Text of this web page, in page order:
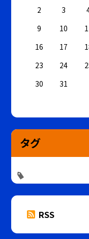
2
3
9
10
16
17
23
24
30
31
タグ
RSS